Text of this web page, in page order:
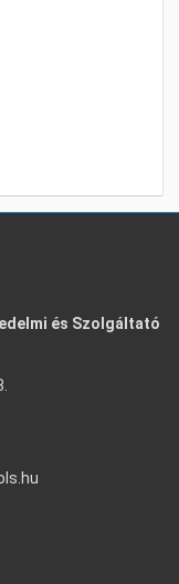
és Szolgáltató